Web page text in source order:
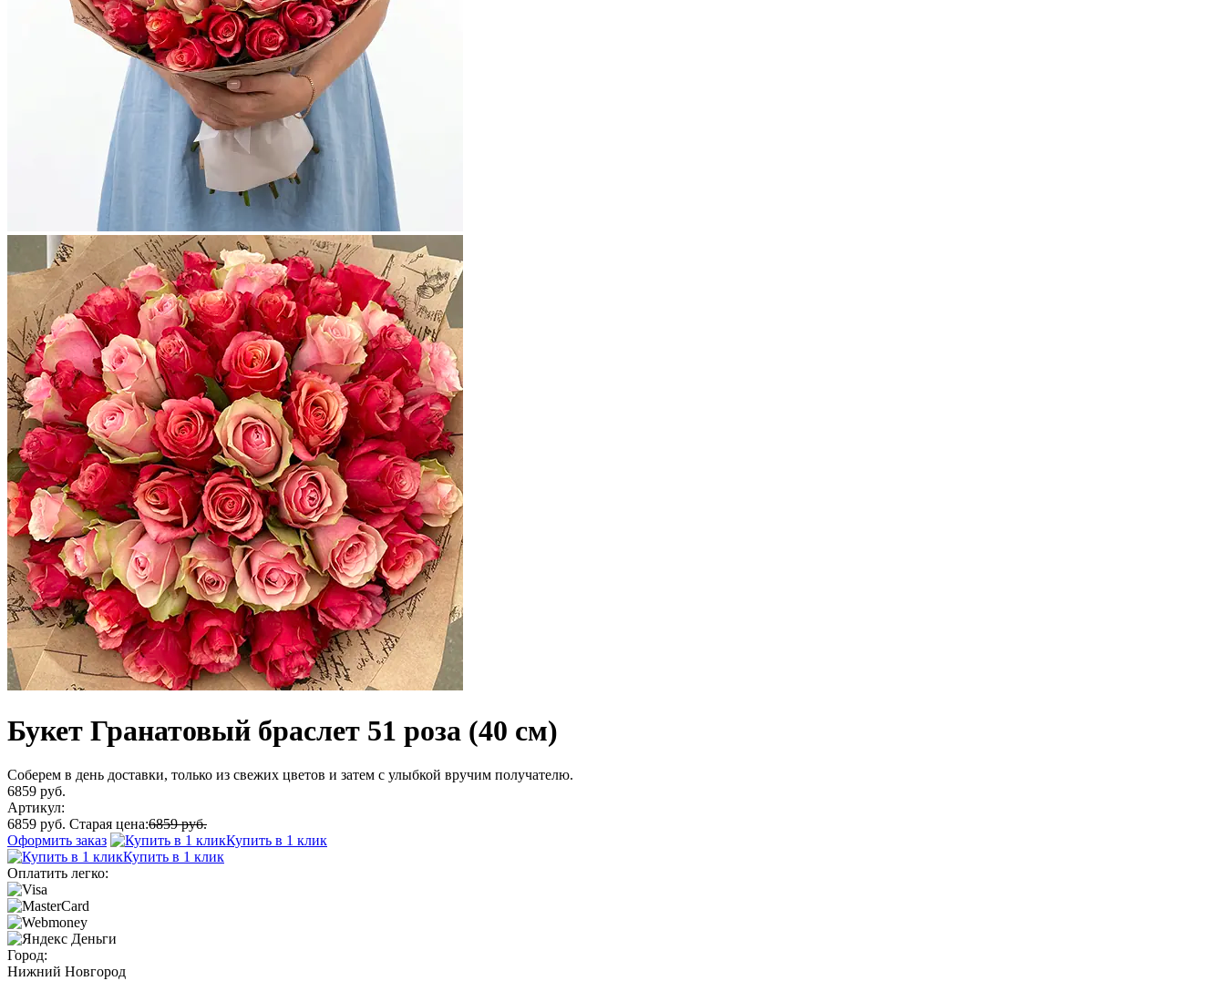
Букет Гранатовый браслет 51 роза (40 см)
Соберем в день доставки, только из свежих цветов и затем с улыбкой вручим получателю.
6859 руб.
Артикул:
6859 руб. Старая цена:6859 руб.
Оформить заказ
Купить в 1 клик
Купить в 1 клик
Оплатить легко:
Город:
Нижний Новгород